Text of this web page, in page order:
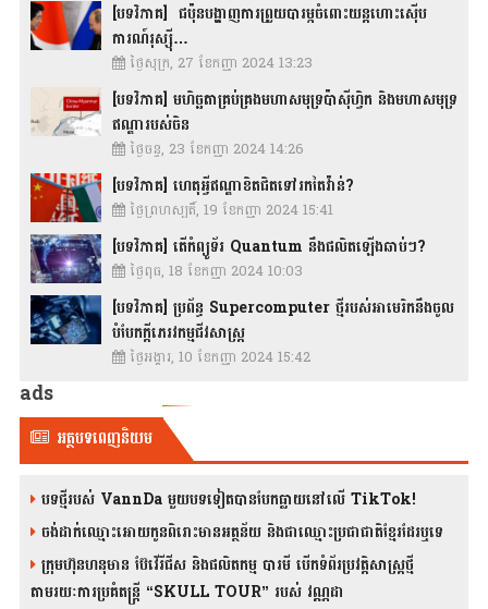
[បទវិភាគ] ជប៉ុនបង្ហាញការព្រួយបារម្ភចំពោះយន្តហោះស៊ើប
ការណ៍រុស្ស៊ី…
ថ្ងៃសុក្រ, 27 ខែកញ្ញា 2024 13:23
[បទវិភាគ] មហិច្ឆតាគ្រប់គ្រងមហាសមុទ្រប៉ាស៊ីហ្វិក និងមហាសមុទ្រ
ឥណ្ឌារបស់ចិន
ថ្ងៃចន្ទ, 23 ខែកញ្ញា 2024 14:26
[បទវិភាគ] ហេតុអ្វីឥណ្ឌាខិតជិតទៅរកតៃវ៉ាន់?
ថ្ងៃព្រហស្បតិ៍, 19 ខែកញ្ញា 2024 15:41
[បទវិភាគ] តើកំព្យូទ័រ Quantum នឹងផលិតឡើងឆាប់ៗ?
ថ្ងៃពុធ, 18 ខែកញ្ញា 2024 10:03
[បទវិភាគ] ប្រព័ន្ធ Supercomputer ថ្មីរបស់អាមេរិកនឹងចូល
បំបែកក្តីភេរវកម្មជីវសាស្រ្ត
ថ្ងៃអង្គារ, 10 ខែកញ្ញា 2024 15:42
ads
អត្ថបទពេញនិយម
បទថ្មីរបស់ VannDa មួយបទទៀតបានបែកធ្លាយនៅលើ TikTok!
ចង់ដាក់ឈ្មោះអោយកូនពិរោះមានអត្ថន័យ និងជាឈ្មោះប្រជាជាតិខ្មែរដែរឬទេ
ក្រុមហ៊ុនហនុមាន ប៊ែវើរីជីស និង​ផលិតកម្ម បារមី​ បើកទំព័រប្រវត្តិសាស្ត្រថ្មី
តាមរយៈការប្រគំតន្រ្តី “SKULL TOUR” របស់ វណ្ណដា